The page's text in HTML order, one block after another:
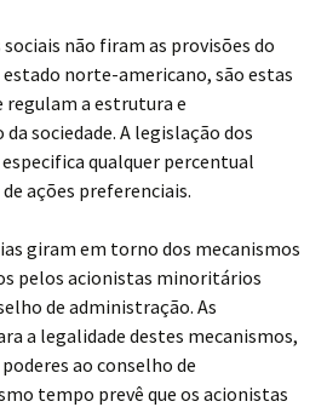
não firam as provisões do
norte-americano, são estas
regulam a estrutura e
sociedade. A legislação dos
qualquer percentual
ações preferenciais.
giram em torno dos mecanismos
pelos acionistas minoritários
de administração. As
a legalidade destes mecanismos,
ao conselho de
tempo prevê que os acionistas